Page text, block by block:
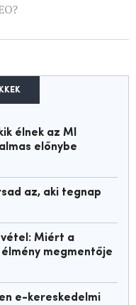
élnek az MI
előnybe
az, aki tegnap
Miért a
megmentője
e-kereskedelmi